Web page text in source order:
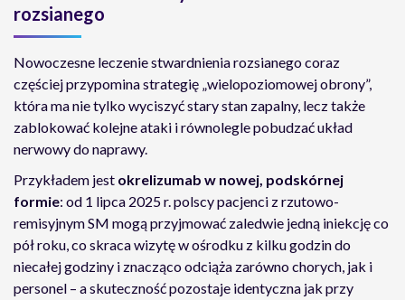
rozsianego
Nowoczesne leczenie stwardnienia rozsianego coraz
częściej przypomina strategię „wielopoziomowej obrony”,
która ma nie tylko wyciszyć stary stan zapalny, lecz także
zablokować kolejne ataki i równolegle pobudzać układ
nerwowy do naprawy.
Przykładem jest okrelizumab w nowej, podskórnej
formie: od 1 lipca 2025 r. polscy pacjenci z rzutowo-
remisyjnym SM mogą przyjmować zaledwie jedną iniekcję co
pół roku, co skraca wizytę w ośrodku z kilku godzin do
niecałej godziny i znacząco odciąża zarówno chorych, jak i
personel – a skuteczność pozostaje identyczna jak przy